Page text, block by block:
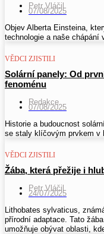
Petr Vláčil
07/08/2025
Objev Alberta Einsteina,
technologie a naše chápání
VĚDCI ZJISTILI
Solární panely: Od
fenoménu
Redakce
07/08/2025
Historie a budoucnost
se staly klíčovým prvkem v
VĚDCI ZJISTILI
Žába, která přežije i
Petr Vláčil
24/07/2025
Lithobates sylvaticus,
přírodní adaptace. Tato
umožňuje obývat oblasti,